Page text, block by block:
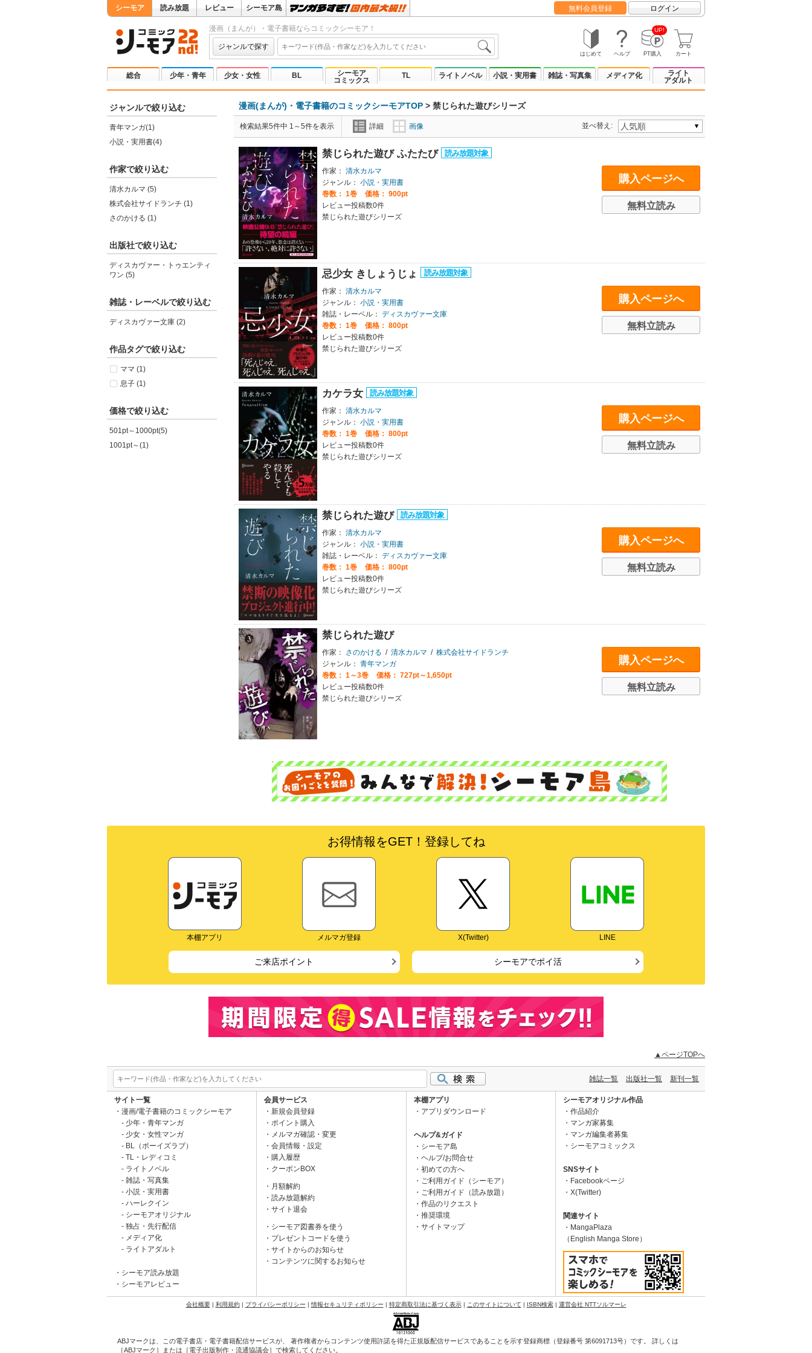
シーモア 読み放題 レビュー シーモア島 無料会員登録 ログイン
漫画（まんが）・電子書籍ならコミックシーモア！
ジャンルで探す
はじめて ヘルプ
UP!
PT購入 カート
総合 少年・青年 少女・女性 BL
シーモア
コミックス
TL ライトノベル 小説・実用書 雑誌・写真集 メディア化
ライト
アダルト
ジャンルで絞り込む
青年マンガ(1)
小説・実用書(4)
作家で絞り込む
清水カルマ (5)
株式会社サイドランチ (1)
さのかける (1)
出版社で絞り込む
ディスカヴァー・トゥエンティ
ワン (5)
雑誌・レーベルで絞り込む
ディスカヴァー文庫 (2)
作品タグで絞り込む
ママ (1)
息子 (1)
価格で絞り込む
501pt～1000pt(5)
1001pt～(1)
漫画(まんが)・電子書籍のコミックシーモアTOP > 禁じられた遊びシリーズ
検索結果5件中 1～5件を表示 詳細 画像 並べ替え:
禁じられた遊び ふたたび
作家： 清水カルマ
ジャンル： 小説・実用書
巻数： 1巻
価格： 900pt
レビュー投稿数0件
禁じられた遊びシリーズ
購入ページへ
無料立読み
忌少女 きしょうじょ
作家： 清水カルマ
ジャンル： 小説・実用書
雑誌・レーベル： ディスカヴァー文庫
巻数： 1巻
価格： 800pt
レビュー投稿数0件
禁じられた遊びシリーズ
購入ページへ
無料立読み
カケラ女
作家： 清水カルマ
ジャンル： 小説・実用書
巻数： 1巻
価格： 800pt
レビュー投稿数0件
禁じられた遊びシリーズ
購入ページへ
無料立読み
禁じられた遊び
作家： 清水カルマ
ジャンル： 小説・実用書
雑誌・レーベル： ディスカヴァー文庫
巻数： 1巻
価格： 800pt
レビュー投稿数0件
禁じられた遊びシリーズ
購入ページへ
無料立読み
禁じられた遊び
作家： さのかける / 清水カルマ / 株式会社サイドランチ
ジャンル： 青年マンガ
巻数： 1～3巻
価格： 727pt～1,650pt
レビュー投稿数0件
禁じられた遊びシリーズ
購入ページへ
無料立読み
お得情報をGET！登録してね
本棚アプリ メルマガ登録 X(Twitter) LINE
ご来店ポイント シーモアでポイ活
▲ページTOPへ
雑誌一覧 出版社一覧 新刊一覧
サイト一覧
漫画/電子書籍のコミックシーモア
少年・青年マンガ
少女・女性マンガ
BL（ボーイズラブ）
TL・レディコミ
ライトノベル
雑誌・写真集
小説・実用書
ハーレクイン
シーモアオリジナル
独占・先行配信
メディア化
ライトアダルト
シーモア読み放題
シーモアレビュー
会員サービス
新規会員登録
ポイント購入
メルマガ確認・変更
会員情報・設定
購入履歴
クーポンBOX
月額解約
読み放題解約
サイト退会
シーモア図書券を使う
プレゼントコードを使う
サイトからのお知らせ
コンテンツに関するお知らせ
本棚アプリ
アプリダウンロード
ヘルプ&ガイド
シーモア島
ヘルプ/お問合せ
初めての方へ
ご利用ガイド（シーモア）
ご利用ガイド（読み放題）
作品のリクエスト
推奨環境
サイトマップ
シーモアオリジナル作品
作品紹介
マンガ家募集
マンガ編集者募集
シーモアコミックス
SNSサイト
Facebookページ
X(Twitter)
関連サイト
MangaPlaza
（English Manga Store）
会社概要| 利用規約| プライバシーポリシー 情報セキュリティポリシー 特定商取引法に基づく表示| このサイトについて ISBN検索| 運営会社 NTTソルマーレ
ABJマークは、この電子書店・電子書籍配信サービスが、 著作権者からコンテンツ使用許諾を得た正規版配信サービスであることを示す登録商標（登録番号 第6091713号）です。 詳しくは
［ABJマーク］または［電子出版制作・流通協議会］で検索してください。